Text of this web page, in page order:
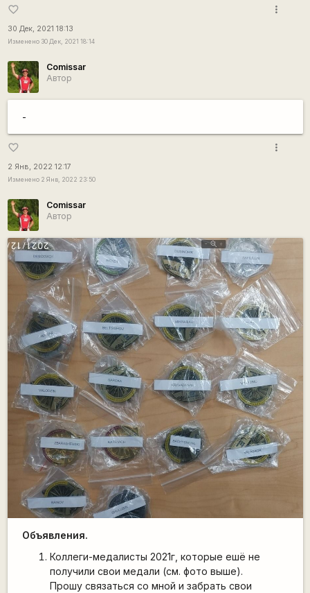
favorite_border
30 Дек, 2021 18:13
Изменено 30 Дек, 2021 18:14
more_vert
Comissar
Автор
-
favorite_border
2 Янв, 2022 12:17
Изменено 2 Янв, 2022 23:50
more_vert
Comissar
Автор
Объявления.
Коллеги-медалисты 2021г, которые ешё не
получили свои медали (см. фото выше).
Прошу связаться со мной и забрать свои